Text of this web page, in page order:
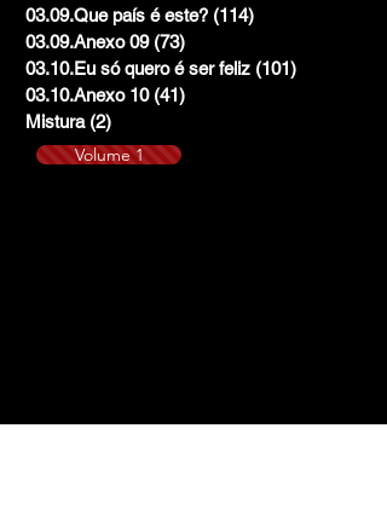
03.09.Que país é este? (114)
03.09.Anexo 09 (73)
03.10.Eu só quero é ser feliz (101)
03.10.Anexo 10 (41)
Mistura (2)
Volume 1